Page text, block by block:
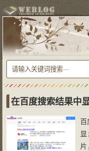
在百度搜索结果中
百